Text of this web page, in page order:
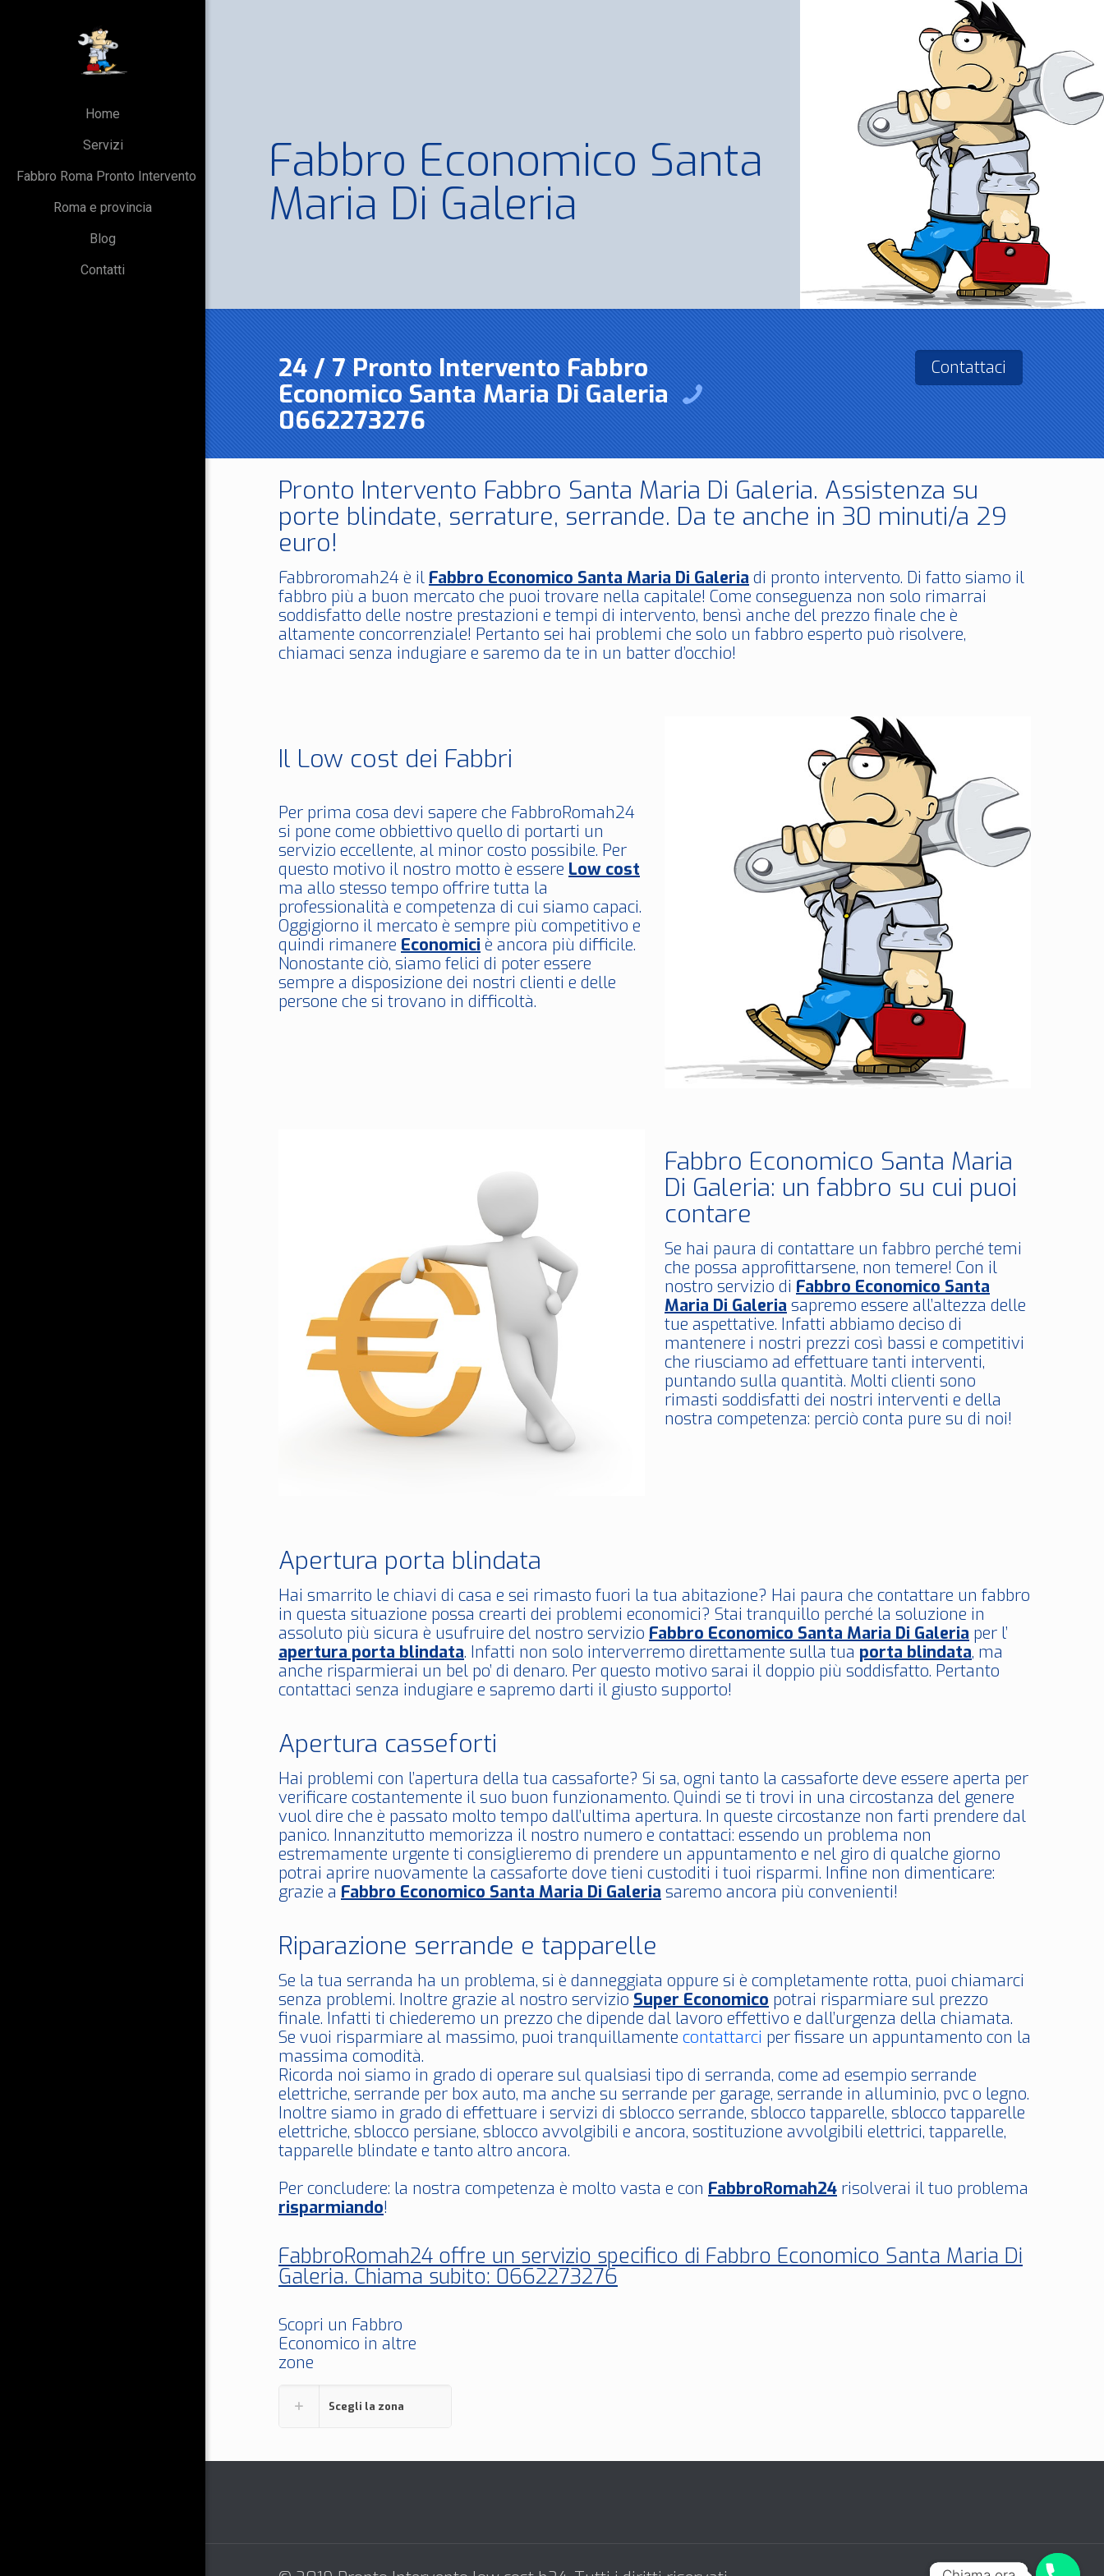
Home
Servizi
Fabbro Roma Pronto Intervento
Roma e provincia
Blog
Contatti
Fabbro Economico Santa
Maria Di Galeria
24 / 7 Pronto Intervento Fabbro
Economico Santa Maria Di Galeria
0662273276
Contattaci
Pronto Intervento Fabbro Santa Maria Di Galeria. Assistenza su
porte blindate, serrature, serrande. Da te anche in 30 minuti/a 29
euro!
Fabbroromah24 è il Fabbro Economico Santa Maria Di Galeria di pronto intervento. Di fatto siamo il
fabbro più a buon mercato che puoi trovare nella capitale! Come conseguenza non solo rimarrai
soddisfatto delle nostre prestazioni e tempi di intervento, bensì anche del prezzo finale che è
altamente concorrenziale! Pertanto sei hai problemi che solo un fabbro esperto può risolvere,
chiamaci senza indugiare e saremo da te in un batter d’occhio!
Il Low cost dei Fabbri
Per prima cosa devi sapere che FabbroRomah24
si pone come obbiettivo quello di portarti un
servizio eccellente, al minor costo possibile. Per
questo motivo il nostro motto è essere Low cost
ma allo stesso tempo offrire tutta la
professionalità e competenza di cui siamo capaci.
Oggigiorno il mercato è sempre più competitivo e
quindi rimanere Economici è ancora più difficile.
Nonostante ciò, siamo felici di poter essere
sempre a disposizione dei nostri clienti e delle
persone che si trovano in difficoltà.
Fabbro Economico Santa Maria
Di Galeria: un fabbro su cui puoi
contare
Se hai paura di contattare un fabbro perché temi
che possa approfittarsene, non temere! Con il
nostro servizio di Fabbro Economico Santa
Maria Di Galeria sapremo essere all’altezza delle
tue aspettative. Infatti abbiamo deciso di
mantenere i nostri prezzi così bassi e competitivi
che riusciamo ad effettuare tanti interventi,
puntando sulla quantità. Molti clienti sono
rimasti soddisfatti dei nostri interventi e della
nostra competenza: perciò conta pure su di noi!
Apertura porta blindata
Hai smarrito le chiavi di casa e sei rimasto fuori la tua abitazione? Hai paura che contattare un fabbro
in questa situazione possa crearti dei problemi economici? Stai tranquillo perché la soluzione in
assoluto più sicura è usufruire del nostro servizio Fabbro Economico Santa Maria Di Galeria per l’
apertura porta blindata. Infatti non solo interverremo direttamente sulla tua porta blindata, ma
anche risparmierai un bel po’ di denaro. Per questo motivo sarai il doppio più soddisfatto. Pertanto
contattaci senza indugiare e sapremo darti il giusto supporto!
Apertura casseforti
Hai problemi con l’apertura della tua cassaforte? Si sa, ogni tanto la cassaforte deve essere aperta per
verificare costantemente il suo buon funzionamento. Quindi se ti trovi in una circostanza del genere
vuol dire che è passato molto tempo dall’ultima apertura. In queste circostanze non farti prendere dal
panico. Innanzitutto memorizza il nostro numero e contattaci: essendo un problema non
estremamente urgente ti consiglieremo di prendere un appuntamento e nel giro di qualche giorno
potrai aprire nuovamente la cassaforte dove tieni custoditi i tuoi risparmi. Infine non dimenticare:
grazie a Fabbro Economico Santa Maria Di Galeria saremo ancora più convenienti!
Riparazione serrande e tapparelle
Se la tua serranda ha un problema, si è danneggiata oppure si è completamente rotta, puoi chiamarci
senza problemi. Inoltre grazie al nostro servizio Super Economico potrai risparmiare sul prezzo
finale. Infatti ti chiederemo un prezzo che dipende dal lavoro effettivo e dall’urgenza della chiamata.
Se vuoi risparmiare al massimo, puoi tranquillamente contattarci per fissare un appuntamento con la
massima comodità.
Ricorda noi siamo in grado di operare sul qualsiasi tipo di serranda, come ad esempio serrande
elettriche, serrande per box auto, ma anche su serrande per garage, serrande in alluminio, pvc o legno.
Inoltre siamo in grado di effettuare i servizi di sblocco serrande, sblocco tapparelle, sblocco tapparelle
elettriche, sblocco persiane, sblocco avvolgibili e ancora, sostituzione avvolgibili elettrici, tapparelle,
tapparelle blindate e tanto altro ancora.
Per concludere: la nostra competenza è molto vasta e con FabbroRomah24 risolverai il tuo problema
risparmiando!
FabbroRomah24 offre un servizio specifico di Fabbro Economico Santa Maria Di
Galeria. Chiama subito: 0662273276
Scopri un Fabbro
Economico in altre
zone
Scegli la zona